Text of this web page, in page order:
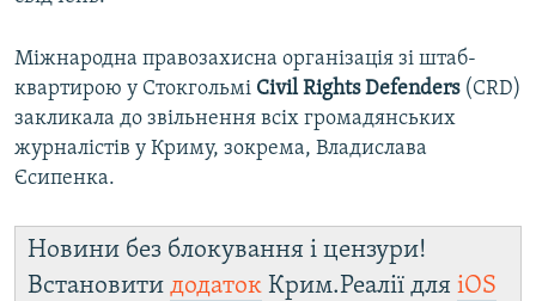
Міжнародна правозахисна організація зі штаб-
квартирою у Стокгольмі Civil Rights Defenders(CRD)
закликала до звільнення всіх громадянських
журналістів у Криму, зокрема, Владислава
Єсипенка.
Новини без блокування і цензури!
Встановити додаток Крим.Реалії для iOS